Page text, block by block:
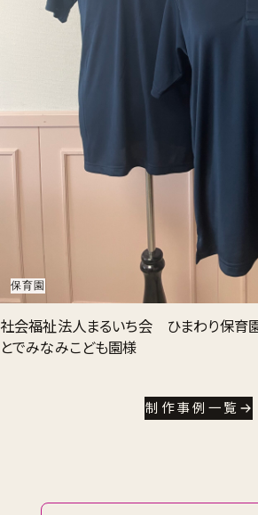
保育園
社会福祉法人まるいち会 ひまわり保育園
とでみなみこども園様
制作事例一覧